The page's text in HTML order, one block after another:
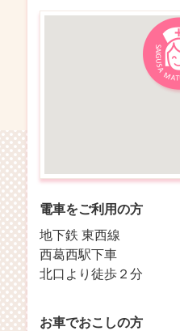
電車をご利用の方
地下鉄 東西線
西葛西駅下車
北口より徒歩２分
お車でおこしの方